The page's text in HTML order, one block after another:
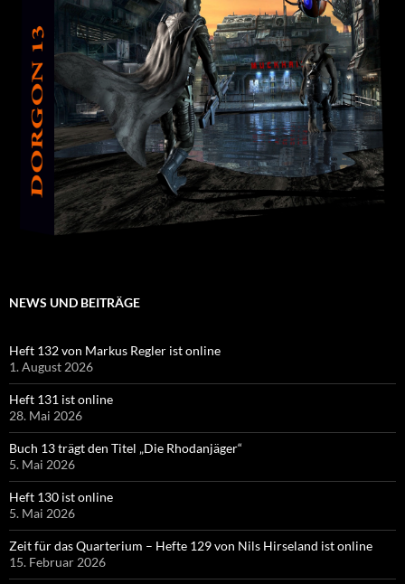
NEWS UND BEITRÄGE
Heft 132 von Markus Regler ist online
1. August 2026
Heft 131 ist online
28. Mai 2026
Buch 13 trägt den Titel „Die Rhodanjäger“
5. Mai 2026
Heft 130 ist online
5. Mai 2026
Zeit für das Quarterium – Hefte 129 von Nils Hirseland ist online
15. Februar 2026